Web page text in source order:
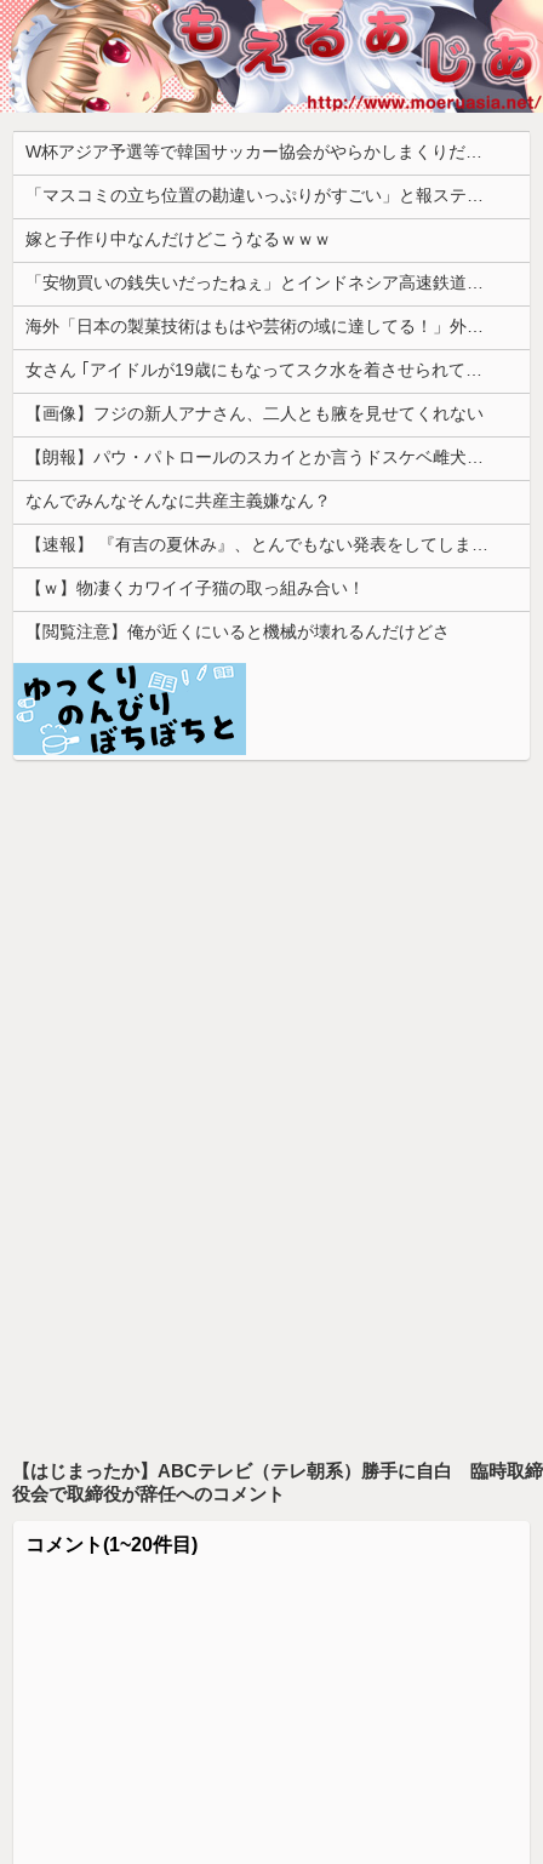
W杯アジア予選等で韓国サッカー協会がやらかしまくりだと発覚、「いきなり共同開催になったしな」と日韓共催の件に言及する声も……
「マスコミの立ち位置の勘違いっぷりがすごい」と報ステ大越キャスターの台詞に視聴者絶句、高市とトランプを同列視させようという思惑がひしひしと
嫁と子作り中なんだけどこうなるｗｗｗ
「安物買いの銭失いだったねぇ」とインドネシア高速鉄道の最終処分に日本側騒然、国家予算は使わないというと何が財源なんだ？
海外「日本の製菓技術はもはや芸術の域に達してる！」外国人が驚いた日本のお菓子の見た目とは・・・？【海外の反応】
女さん ｢アイドルが19歳にもなってスク水を着させられている！｣⇒結果ｗｗｗ
【画像】フジの新人アナさん、二人とも腋を見せてくれない
【朗報】パウ・パトロールのスカイとか言うドスケベ雌犬🐶ｗｗｗｗｗｗｗｗｗｗｗｗ
なんでみんなそんなに共産主義嫌なん？
【速報】 『有吉の夏休み』、とんでもない発表をしてしまう！！！！！
【ｗ】物凄くカワイイ子猫の取っ組み合い！
【閲覧注意】俺が近くにいると機械が壊れるんだけどさ
【はじまったか】ABCテレビ（テレ朝系）勝手に自白 臨時取締
役会で取締役が辞任へのコメント
コメント(1~20件目)